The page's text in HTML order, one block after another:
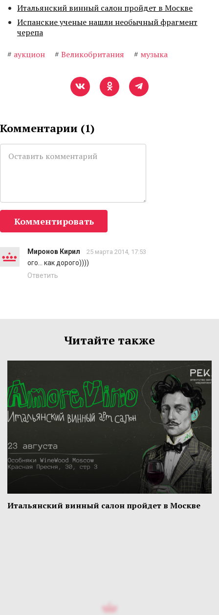
Итальянский винный салон пройдет в Москве
Испанские ученые нашли необычный фрагмент
черепа
# аукцион # Великобритания # музыка
Комментарии (1)
Комментировать
Миронов Кирил 25 марта 2014, 17:53
ого... как дорого))))
Ответить
Читайте также
Итальянский винный салон пройдет в Москве